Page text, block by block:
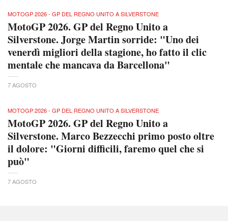
MOTOGP 2026 - GP DEL REGNO UNITO A SILVERSTONE
MotoGP 2026. GP del Regno Unito a
Silverstone. Jorge Martin sorride: "Uno dei
venerdì migliori della stagione, ho fatto il clic
mentale che mancava da Barcellona"
7 AGOSTO
MOTOGP 2026 - GP DEL REGNO UNITO A SILVERSTONE
MotoGP 2026. GP del Regno Unito a
Silverstone. Marco Bezzecchi primo posto oltre
il dolore: "Giorni difficili, faremo quel che si
può"
7 AGOSTO